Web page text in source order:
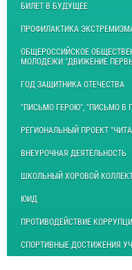
БИЛЕТ В БУДУЩЕЕ
ПРОФИЛАКТИКА
ОБЩЕРОССИЙСКОЕ
МОЛОДЕЖИ "ДВИЖЕНИЕ
ГОД ЗАЩИТНИКА ОТЕЧЕСТВА
"ПИСЬМО ГЕРОЮ", "ПИСЬМО В
РЕГИОНАЛЬНЫЙ ПРОЕКТ
ВНЕУРОЧНАЯ ДЕЯТЕЛЬНОСТЬ
ШКОЛЬНЫЙ ХОРОВОЙ
ЮИД
ПРОТИВОДЕЙСТВИЕ
СПОРТИВНЫЕ ДОСТИЖЕНИЯ